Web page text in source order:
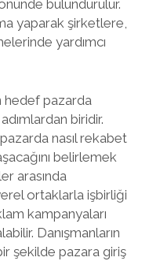
bulundurulur.
yaparak şirketlere,
yardımcı
hedef pazarda
biridir.
nasıl rekabet
belirlemek
arasında
ortaklarla işbirliği
kampanyaları
Danışmanların
şekilde pazara giriş